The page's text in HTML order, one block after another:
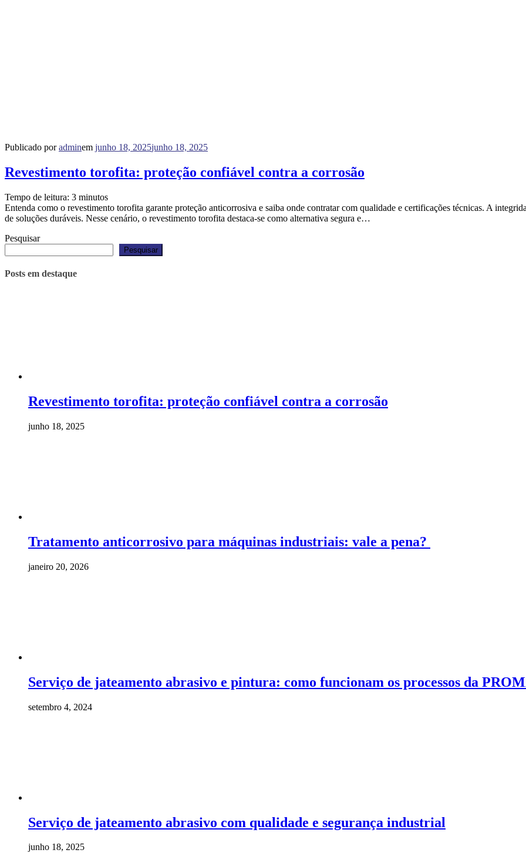
Publicado poradminem junho 18, 2025junho 18, 2025
Revestimento torofita: proteção confiável contra a corrosão
Tempo de leitura: 3 minutos
Entenda como o revestimento torofita garante proteção anticorrosiva e saiba onde contratar com qualidade e certificações técnicas. A
de soluções duráveis. Nesse cenário, o revestimento torofita destaca-se como alternativa segura e…
Pesquisar
Pesquisar
Posts em destaque
Revestimento torofita: proteção confiável contra a corrosão
junho 18, 2025
Tratamento anticorrosivo para máquinas industriais: vale a pena?
janeiro 20, 2026
Serviço de jateamento abrasivo e pintura: como funcionam os processos da
setembro 4, 2024
Serviço de jateamento abrasivo com qualidade e segurança industrial
junho 18, 2025